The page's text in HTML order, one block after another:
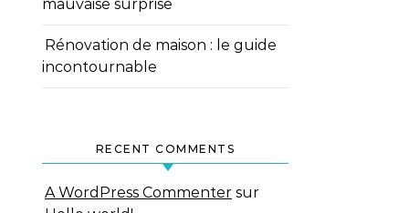
mauvaise surprise
Rénovation de maison : le guide
incontournable
RECENT COMMENTS
A WordPress Commenter sur